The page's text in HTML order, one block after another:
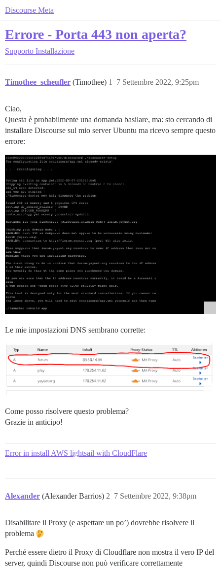
Discourse Meta
Errore - Porta 443 non aperta?
Supporto Installazione
Timothee_scheufler (Timothee) 7 Settembre 2022, 9:25pm
1
Ciao,
Questa è probabilmente una domanda basilare, ma: sto cercando di
installare Discourse sul mio server Ubuntu ma ricevo sempre questo
errore:
Le mie impostazioni DNS sembrano corrette:
Come posso risolvere questo problema?
Grazie in anticipo!
Error in install AWS lightsail with CloudFlare
Alexander (Alexander Barrios) 7 Settembre 2022, 9:38pm
2
Disabilitare il Proxy (e aspettare un po’) dovrebbe risolvere il
problema
Perché essere dietro il Proxy di Cloudflare non mostra il vero IP del
server, quindi Discourse non può verificare correttamente